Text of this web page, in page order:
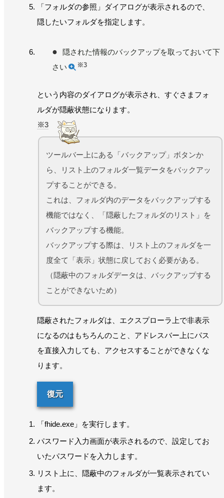
「フォルダの参照」ダイアログが表示されるので、
隠したいフォルダを指定します。
隠された情報のバックアップを取っておいて下
さい
※3
という内容のダイアログが表示され、すぐさまフォ
ルダが隠蔽状態になります。
3
ツールバー上にある「バックアップ」ボタンか
ら、リスト上のフォルダ一覧データをバックアッ
プすることができる。
これは、フォルダ内のデータをバックアップする
機能ではなく、「隠蔽したフォルダのリスト」を
バックアップする機能。
バックアップする際は、リスト上のフォルダを一
度全て「表示」状態に戻しておく必要がある。
（隠蔽中のフォルダデータは、バックアップする
ことができないため）
隠蔽されたフォルダは、エクスプローラ上で非表示
になるのはもちろんのこと、アドレスバー上にパス
を直接入力しても、アクセスすることができなくな
ります。
復元
「fhide.exe」を実行します。
パスワード入力画面が表示されるので、設定してお
いたパスワードを入力します。
リスト上に、隠蔽中のフォルダが一覧表示されてい
ます。